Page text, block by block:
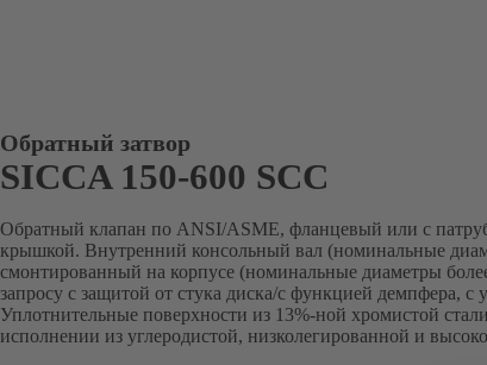
Обратный затвор
SICCA 150-600 SCC
Обратный клапан по ANSI/ASME, фланцевый или с
крышкой. Внутренний консольный вал (номинальные
смонтированный на корпусе (номинальные диаметры
запросу с защитой от стука диска/с функцией демпфера,
Уплотнительные поверхности из 13%-ной хромистой
исполнении из углеродистой, низколегированной и